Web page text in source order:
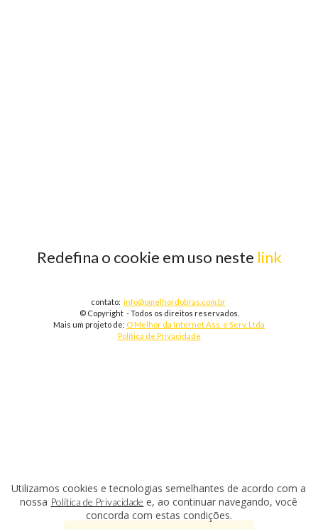
Redefina o cookie em uso neste link
contato: info@omelhordobras.com.br
© Copyright - Todos os direitos reservados.
Mais um projeto de: O Melhor da Internet Ass. e Serv. Ltda
Política de Privacidade
Utilizamos cookies e tecnologias semelhantes de acordo com a
nossa Política de Privacidade e, ao continuar navegando, você
concorda com estas condições.